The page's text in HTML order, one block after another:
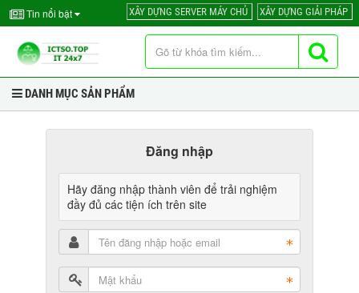
Tin nổi bật XÂY DỰNG SERVER MÁY CHỦ XÂY DỰNG GIẢI PHÁP
DANH MỤC SẢN PHẨM
Đăng nhập
Hãy đăng nhập thành viên để trải nghiệm
đầy đủ các tiện ích trên site